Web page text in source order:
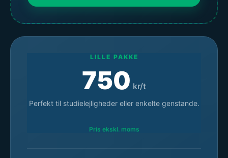
LILLE PAKKE
750 kr/t
Perfekt til studielejligheder eller enkelte genstande.
Pris ekskl. moms